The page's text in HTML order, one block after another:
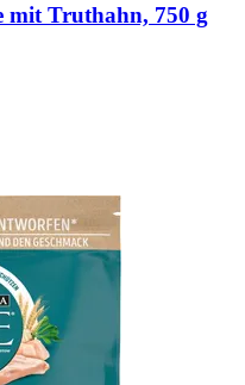
mit Truthahn, 750 g